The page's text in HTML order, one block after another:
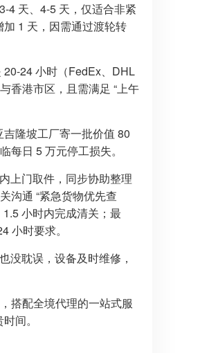
4 天、4-5 天，仅适合非紧
1 天，因需通过渡轮转
24 小时（FedEx、DHL
香港市区，且需满足 “上午
隆坡工厂寄一批价值 80
日 5 万元停工损失。
上门取件，同步协助整理
沟通 “紧急货物优先查
小时内完成清关；最
小时要求。
没耽误，设备及时维修，
搭配全境代理的一站式服
间。